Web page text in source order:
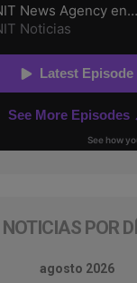
NOTICIAS POR
agosto 2026